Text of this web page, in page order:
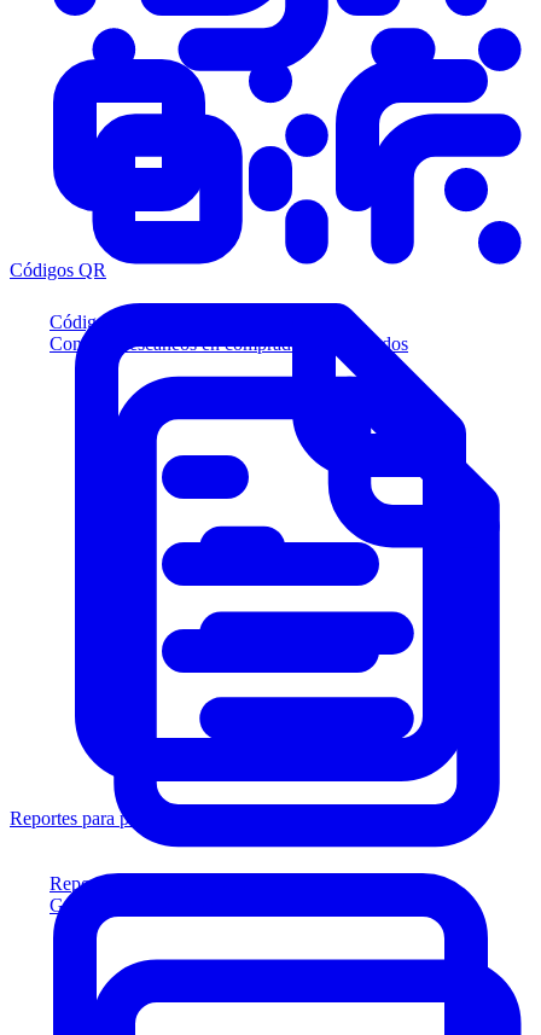
Códigos QR
Convierta escaneos en compradores calificados
Reportes para prestamistas
Genere reportes listos para el prestamista
Códigos QR
Reportes para prestamistas